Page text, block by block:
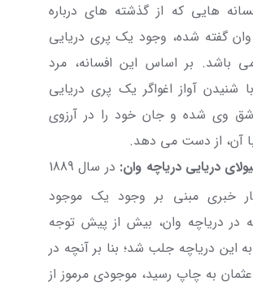
هایی که از گذشته های درباره
وان گفته شده، وجود یک پری دریایی
می باشد. بر اساس این افسانه، مرد
شنیدن آواز اغواگر یک پری دریایی
وی شده و جان خود را در آرزوی
آن، از دست می دهد.
دریایی دریاچه وان:
در سال 1889
خبری مبنی بر وجود یک موجود
در دریاچه وان، بیش از پیش توجه
این دریاچه جلب شد؛ بنا بر آنچه در
عثمان به چاپ رسید، موجودی مرموز از